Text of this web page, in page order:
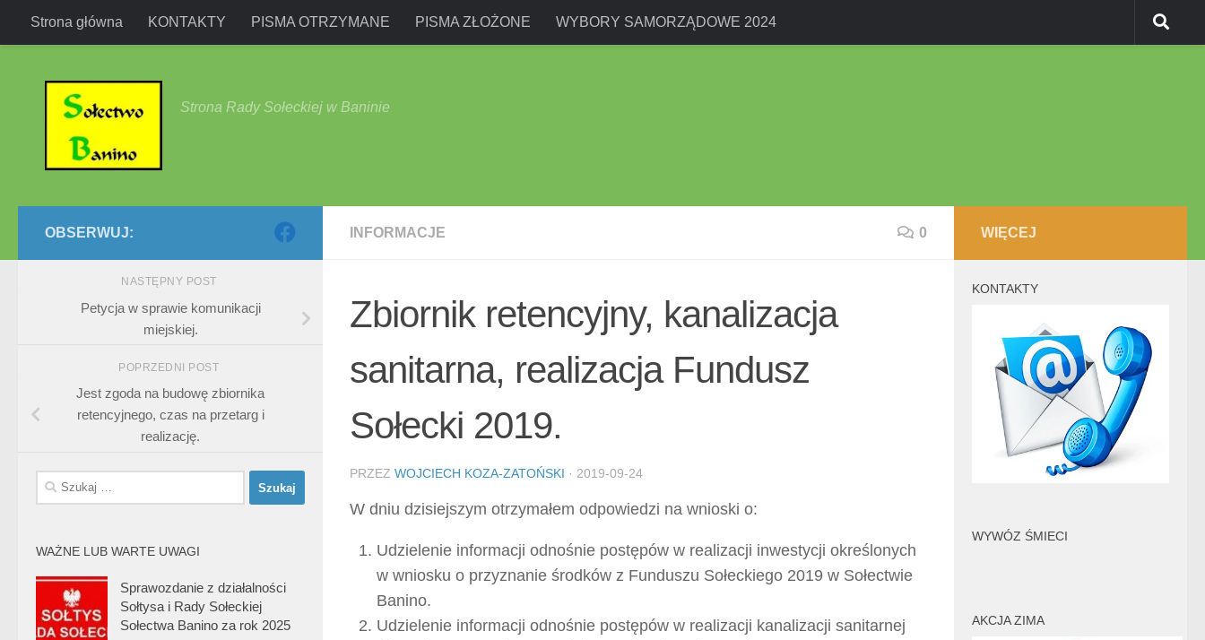
Przejdź do treści
Strona główna KONTAKTY PISMA OTRZYMANE PISMA ZŁOŻONE WYBORY SAMORZĄDOWE 2024
Strona Rady Sołeckiej w Baninie
INFORMACJE 0
Zbiornik retencyjny, kanalizacja
sanitarna, realizacja Fundusz
Sołecki 2019.
PRZEZ WOJCIECH KOZA-ZATOŃSKI · 2019-09-24
W dniu dzisiejszym otrzymałem odpowiedzi na wnioski o:
Udzielenie informacji odnośnie postępów w realizacji inwestycji określonych
w wniosku o przyznanie środków z Funduszu Sołeckiego 2019 w Sołectwie
Banino.
Udzielenie informacji odnośnie postępów w realizacji kanalizacji sanitarnej
OBSERWUJ:
NASTĘPNY POST
Petycja w sprawie komunikacji
miejskiej.
POPRZEDNI POST
Jest zgoda na budowę zbiornika
retencyjnego, czas na przetarg i
realizację.
Szukaj:
WAŻNE LUB WARTE UWAGI
Sprawozdanie z działalności
Sołtysa i Rady Sołeckiej
Sołectwa Banino za rok 2025
WIĘCEJ
KONTAKTY
WYWÓZ ŚMIECI
AKCJA ZIMA